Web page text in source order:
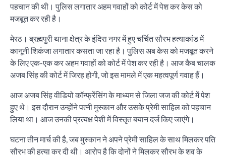
पहचान की थी। पुलिस लगातार अहम गवाहों को कोर्ट में पेश कर केस को
मजबूत कर रही है।
मेरठ। ब्रह्मपुरी थाना क्षेत्र के इंदिरा नगर में हुए चर्चित सौरभ हत्याकांड में
कानूनी शिकंजा लगातार कसता जा रहा है। पुलिस अब केस को मजबूत करने
के लिए एक-एक कर अहम गवाहों को कोर्ट में पेश कर रही है। आज कैब चालक
अजब सिंह की कोर्ट में जिरह होगी, जो इस मामले में एक महत्वपूर्ण गवाह हैं।
आज अजब सिंह वीडियो कॉन्फ्रेंसिंग के माध्यम से जिला जज की कोर्ट में पेश
हुए थे। इस दौरान उन्होंने पत्नी मुस्कान और उसके प्रेमी साहिल को पहचान
लिया था। आज उनकी प्रत्यक्ष पेशी में विस्तृत बयान दर्ज किए जाएंगे।
घटना तीन मार्च की है, जब मुस्कान ने अपने प्रेमी साहिल के साथ मिलकर पति
सौरभ की हत्या कर दी थी। आरोप है कि दोनों ने मिलकर सौरभ के शव के